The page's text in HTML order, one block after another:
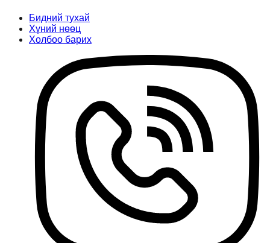
Бидний тухай
Хүний нөөц
Холбоо барих